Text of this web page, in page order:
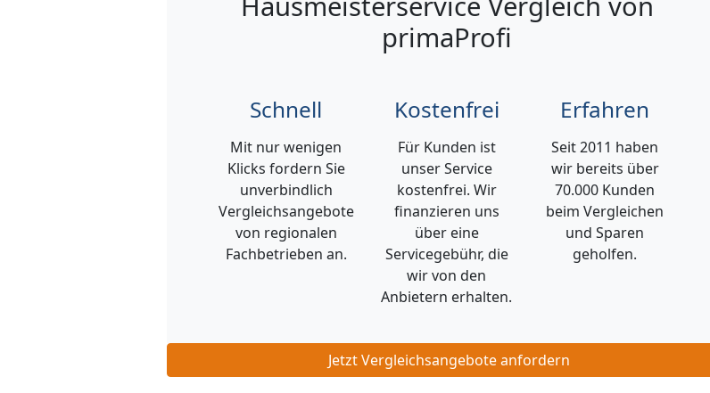
primaProfi
Schnell
Mit nur wenigen
Klicks fordern Sie
unverbindlich
Vergleichsangebote
von regionalen
Fachbetrieben an.
Kostenfrei
Für Kunden ist
unser Service
kostenfrei. Wir
finanzieren uns
über eine
Servicegebühr, die
wir von den
Anbietern erhalten.
Erfahren
Seit 2011 haben
wir bereits über
70.000 Kunden
beim Vergleichen
und Sparen
geholfen.
Jetzt Vergleichsangebote anfordern